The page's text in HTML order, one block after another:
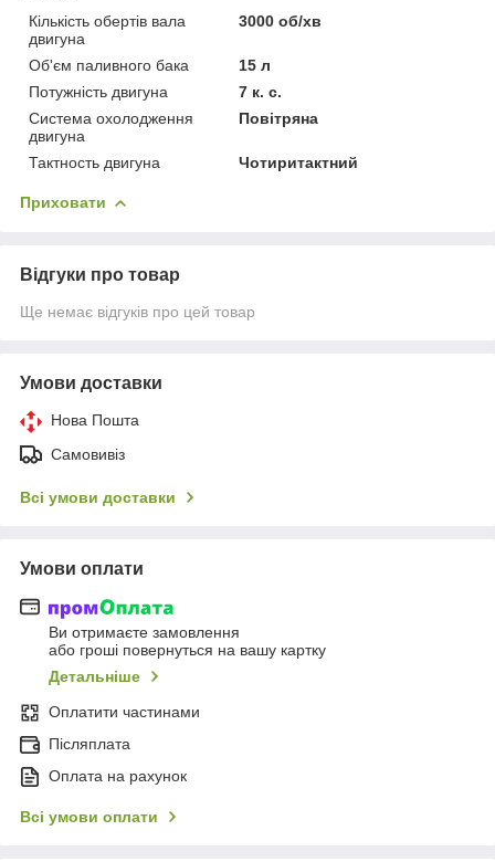
Кількість обертів вала
двигуна
3000 об/хв
Об'єм паливного бака
15 л
Потужність двигуна
7 к. с.
Система охолодження
двигуна
Повітряна
Тактность двигуна Чотиритактний
Приховати
Відгуки про товар
Ще немає відгуків про цей товар
Умови доставки
Нова Пошта
Самовивіз
Всі умови доставки
Умови оплати
Ви отримаєте замовлення
або гроші повернуться на вашу картку
Детальніше
Оплатити частинами
Післяплата
Оплата на рахунок
Всі умови оплати